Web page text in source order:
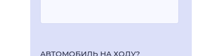
АВТОМОБИЛЬ НА ХОДУ?